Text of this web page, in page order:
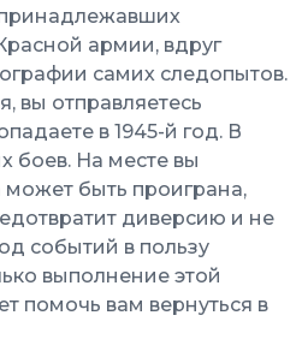
армии, вдруг
самих следопытов.
вы отправляетесь
в 1945-й год. В
боев. На месте вы
может быть проиграна,
диверсию и не
событий в пользу
выполнение этой
помочь вам вернуться в